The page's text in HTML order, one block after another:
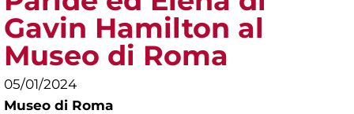
Gavin Hamilton al
Museo di Roma
05/01/2024
Museo di Roma